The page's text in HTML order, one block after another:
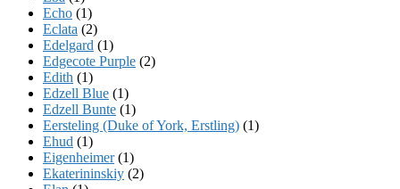
Echo (1)
Eclata (2)
Edelgard (1)
Edgecote Purple (2)
Edith (1)
Edzell Blue (1)
Edzell Bunte (1)
Eersteling (Duke of York, Erstling) (1)
Ehud (1)
Eigenheimer(1)
Ekaterininskiy (2)